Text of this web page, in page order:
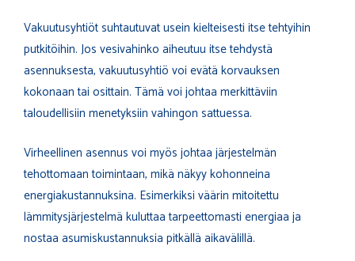
Vakuutusyhtiöt suhtautuvat usein kielteisesti itse tehtyihin
putkitöihin. Jos vesivahinko aiheutuu itse tehdystä
asennuksesta, vakuutusyhtiö voi evätä korvauksen
kokonaan tai osittain. Tämä voi johtaa merkittäviin
taloudellisiin menetyksiin vahingon sattuessa.
Virheellinen asennus voi myös johtaa järjestelmän
tehottomaan toimintaan, mikä näkyy kohonneina
energiakustannuksina. Esimerkiksi väärin mitoitettu
lämmitysjärjestelmä kuluttaa tarpeettomasti energiaa ja
nostaa asumiskustannuksia pitkällä aikavälillä.